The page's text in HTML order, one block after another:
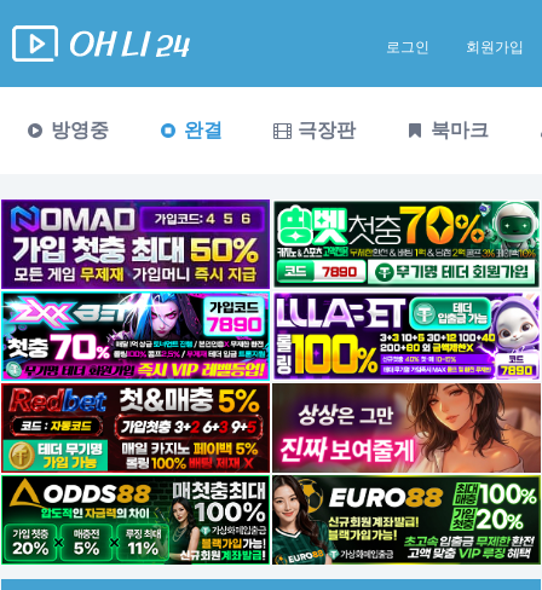
로그인 회원가입
방영중 완결 극장판 북마크